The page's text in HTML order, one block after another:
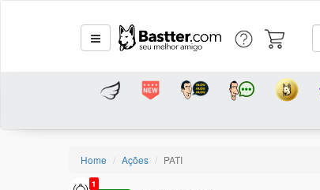
Home Ações PATI
1